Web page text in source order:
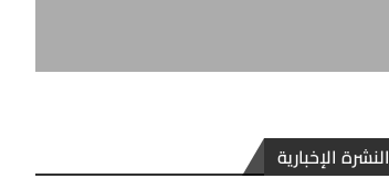
النشرة الإخبارية